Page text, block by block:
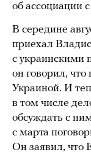
об ассоциации
В середине
приехал
с украинскими
он говорил,
Украиной. И
в том числе
обсуждать с
с марта
Он заявил, что